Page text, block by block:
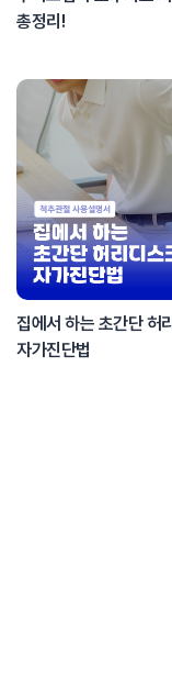
총정리!
집에서 하는 초간단 허
자가진단법